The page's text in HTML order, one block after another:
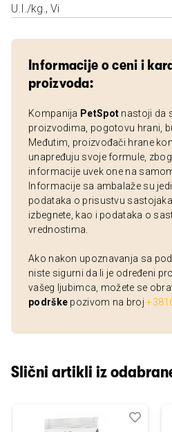
U.I./kg., Vi
Informacije o ceni i
proizvoda:
Kompanija PetSpot nastoji da
proizvodima, pogotovu hrani,
Međutim, proizvođači hrane
unapređuju svoje formule,
informacije uvek one na
Informacije sa ambalaže su
podataka o prisustvu
izbegnete, kao i podataka o
vrednostima.
Ako nakon upoznavanja sa
niste sigurni da li je određeni
vašeg ljubimca, možete se
podrške pozivom na broj
Slični artikli iz
Dodaj
Uporedi